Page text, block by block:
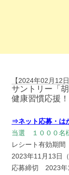
【2024年02月12日
サントリー「
健康習慣応援
⇒ネット応募・は
当選 １０００名
レシート有効期間
2023年11月13日
応募締切 2023年